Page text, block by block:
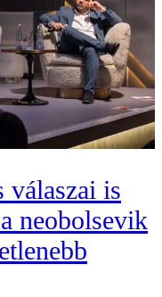
válaszai is
neobolsevik